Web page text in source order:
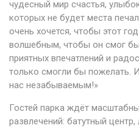
чудесный мир счастья,
которых не будет места
очень хочется, чтобы этот
волшебным, чтобы он смог
приятных впечатлений и
только смогли бы пожелать.
нас незабываемым!»
Гостей парка ждёт
развлечений: батутный центр,